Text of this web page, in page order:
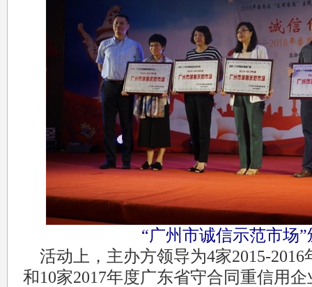
“广州市诚信示范市场
活动上，主办方领导为4家2015-2016
和10家2017年度广东省守合同重信用